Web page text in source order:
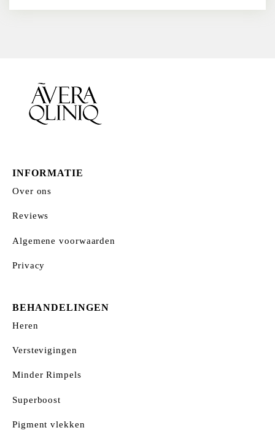
INFORMATIE
Over ons
Reviews
Algemene voorwaarden
Privacy
BEHANDELINGEN
Heren
Verstevigingen
Minder Rimpels
Superboost
Pigment vlekken